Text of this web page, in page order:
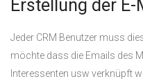
Erstellung der E-
Jeder CRM Benutzer muss
möchte dass die Emails des
Interessenten usw verknüpft